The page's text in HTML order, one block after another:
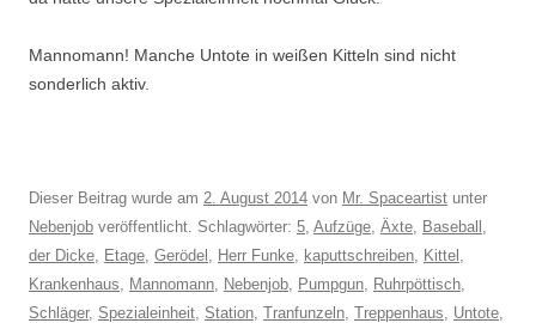
Mannomann! Manche Untote in weißen Kitteln sind nicht
sonderlich aktiv.
Dieser Beitrag wurde am 2. August 2014 von Mr. Spaceartist unter
Nebenjob veröffentlicht. Schlagwörter: 5, Aufzüge, Äxte, Baseball ,
der Dicke, Etage, Gerödel , Herr Funke, kaputtschreiben, Kittel ,
Krankenhaus, Mannomann, Nebenjob, Pumpgun, Ruhrpöttisch,
Schläger, Spezialeinheit, Station, Tranfunzeln, Treppenhaus, Untote,